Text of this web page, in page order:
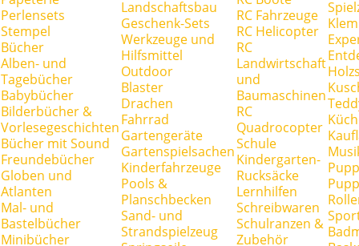
Perlensets
Stempel
Bücher
Alben- und
Tagebücher
Babybücher
Bilderbücher &
Vorlesegeschichten
Bücher mit Sound
Freundebücher
Globen und
Atlanten
Mal- und
Bastelbücher
Minibücher
Landschaftsbau
Geschenk-Sets
Werkzeuge und
Hilfsmittel
Outdoor
Blaster
Drachen
Fahrrad
Gartengeräte
Gartenspielsachen
Kinderfahrzeuge
Pools &
Planschbecken
Sand- und
Strandspielzeug
RC Fahrzeuge
RC Helicopter
RC
Landwirtschaft
und
Baumaschinen
RC
Quadrocopter
Schule
Kindergarten-
Rucksäcke
Lernhilfen
Schreibwaren
Schulranzen &
Zubehör